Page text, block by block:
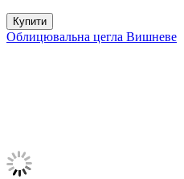
Купити
Облицювальна цегла Вишневе